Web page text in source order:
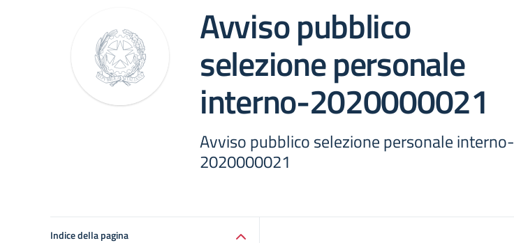
Avviso pubblico
selezione personale
interno-2020000021
Avviso pubblico selezione personale interno-
2020000021
Indice della pagina